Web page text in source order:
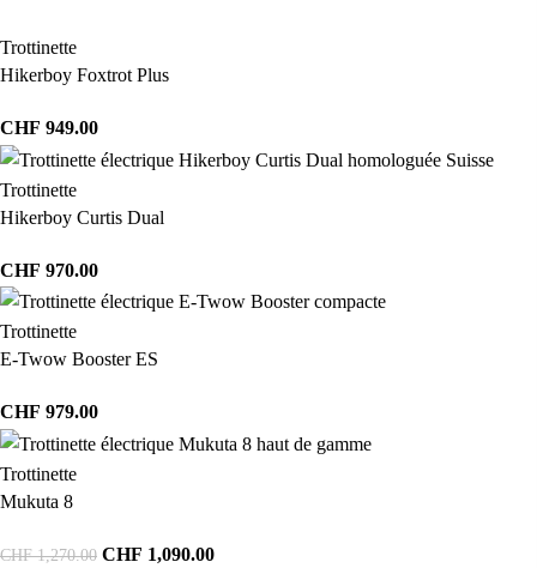
Trottinette
Hikerboy Foxtrot Plus
CHF 949.00
Trottinette
Hikerboy Curtis Dual
CHF 970.00
Trottinette
E-Twow Booster ES
CHF 979.00
Trottinette
Mukuta 8
CHF1,270.00 CHF 1,090.00